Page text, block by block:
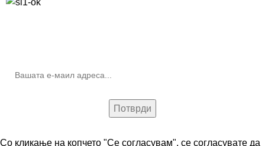
Со кликање на копчето "Се согласувам", се согласувате да